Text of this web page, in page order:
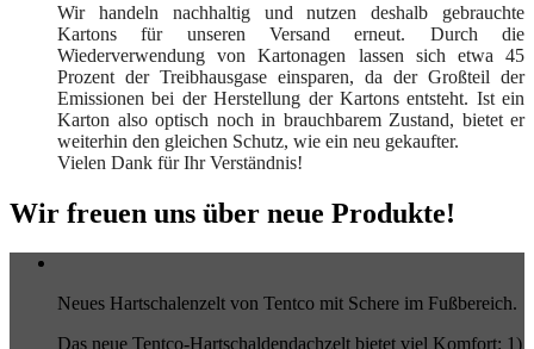
Wir handeln nachhaltig und nutzen deshalb gebrauchte
Kartons für unseren Versand erneut. Durch die
Wiederverwendung von Kartonagen lassen sich etwa 45
Prozent der Treibhausgase einsparen, da der Großteil der
Emissionen bei der Herstellung der Kartons entsteht. Ist ein
Karton also optisch noch in brauchbarem Zustand, bietet er
weiterhin den gleichen Schutz, wie ein neu gekaufter.
Vielen Dank für Ihr Verständnis!
Wir freuen uns über neue Produkte!
Neues Hartschalenzelt von Tentco mit Schere im Fußbereich.
Das neue Tentco-Hartschaldendachzelt bietet viel Komfort: 1)